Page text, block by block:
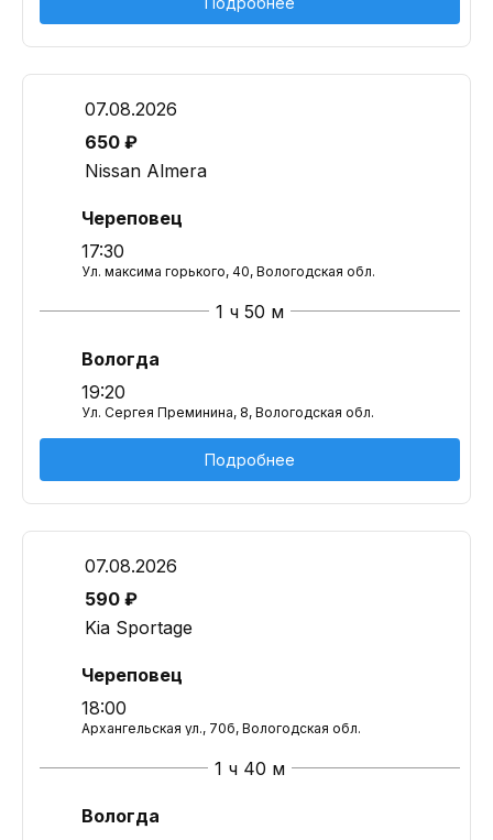
07.08.2026
650 ₽
Nissan Almera
Череповец
17:30
Ул. максима горького, 40, Вологодская обл.
1 ч 50 м
Вологда
19:20
Ул. Сергея Преминина, 8, Вологодская обл.
Подробнее
07.08.2026
590 ₽
Kia Sportage
Череповец
18:00
Архангельская ул., 70б, Вологодская обл.
1 ч 40 м
Вологда